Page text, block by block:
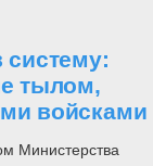
тылом,
войсками
Министерства